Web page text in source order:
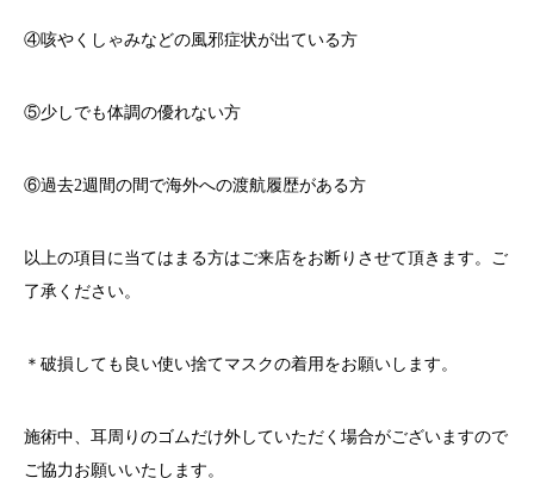
④咳やくしゃみなどの風邪症状が出ている方
⑤少しでも体調の優れない方
⑥過去2週間の間で海外への渡航履歴がある方
以上の項目に当てはまる方はご来店をお断りさせて頂きます。ご
了承ください。
＊破損しても良い使い捨てマスクの着用をお願いします。
施術中、耳周りのゴムだけ外していただく場合がございますので
ご協力お願いいたします。